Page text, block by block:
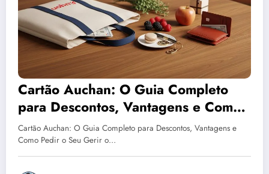
Cartão Auchan: O Guia Completo
para Descontos, Vantagens e Como
Pedir o Seu
Cartão Auchan: O Guia Completo para Descontos, Vantagens e
Como Pedir o Seu Gerir o…